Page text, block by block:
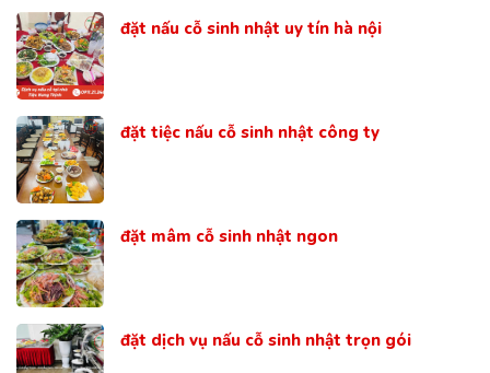
đặt nấu cỗ sinh nhật uy tín hà nội
đặt tiệc nấu cỗ sinh nhật công ty
đặt mâm cỗ sinh nhật ngon
đặt dịch vụ nấu cỗ sinh nhật trọn gói